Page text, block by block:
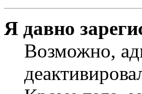
Я давно
Возможно,